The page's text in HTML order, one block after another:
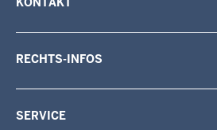
RECHTS-INFOS
SERVICE